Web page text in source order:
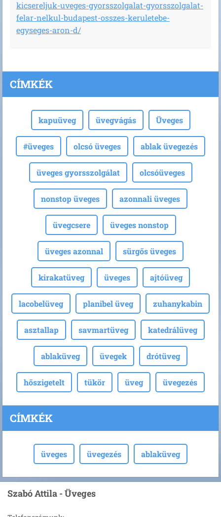
kicsereljuk-uveges-gyorsszolgalat-gyorsszolgalat-
felar-nelkul-budapest-osszes-keruletebe-
egyseges-aron-d/
CÍMKÉK
kapuüveg üvegvágás Üveges
#üveges olcsó üveges ablak üvegezés
üveges gyorsszolgálat olcsóüveges
nonstop üveges azonnali üveges
üvegcsere üveges nonstop
üveges azonnal sürgős üveges
kirakatüveg üveges ajtóüveg
lacobelüveg planibel üveg zuhanykabin
asztallap savmartüveg katedrálüveg
ablaküveg üvegek drótüveg
hőszigetelt tükör üveg üvegezés
CÍMKÉK
üveges üvegezés ablaküveg
Szabó Attila - Üveges